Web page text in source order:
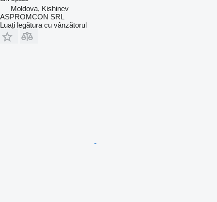
Moldova, Kishinev
ASPROMCON SRL
Luați legătura cu vânzătorul